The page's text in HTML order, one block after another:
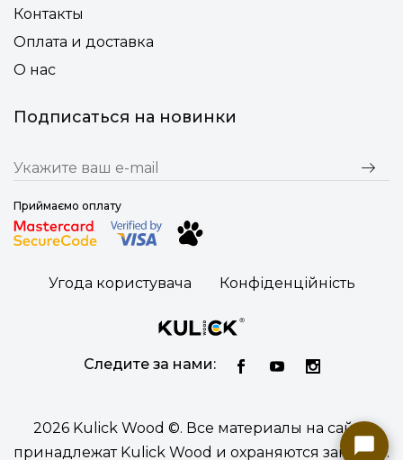
Контакты
Оплата и доставка
О нас
Подписаться на новинки
Приймаємо оплату
Угода користувача Конфіденційність
Следите за нами:
2026 Kulick Wood ©. Все материалы на сайте
принадлежат Kulick Wood и охраняются законом.